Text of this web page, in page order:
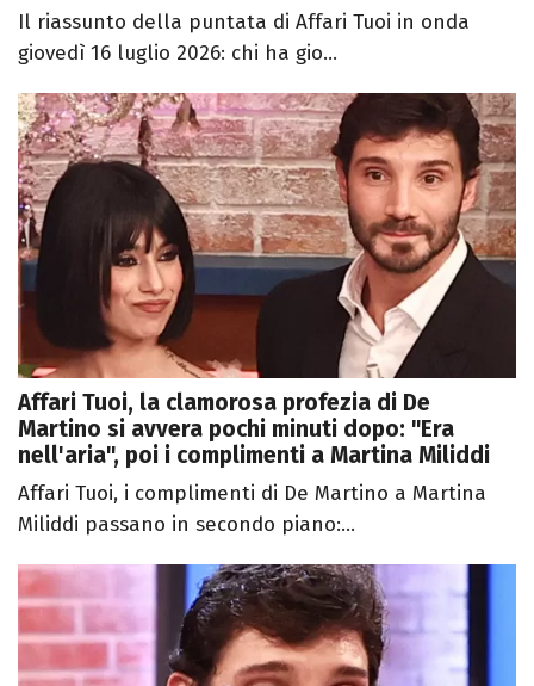
Il riassunto della puntata di Affari Tuoi in onda
giovedì 16 luglio 2026: chi ha gio...
Affari Tuoi, la clamorosa profezia di De
Martino si avvera pochi minuti dopo: "Era
nell'aria", poi i complimenti a Martina Miliddi
Affari Tuoi, i complimenti di De Martino a Martina
Miliddi passano in secondo piano:...